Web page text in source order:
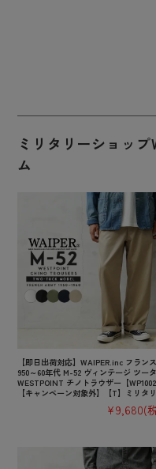
ミリタリーショッ
ム
【即日出荷対応】WAIPER.inc フラン
950～60年代 M-52 ヴィンテージ ツー
WESTPOINT チノトラウザー【WP1002
【キャンペーン対象外】【T】ミリタ
¥9,680(